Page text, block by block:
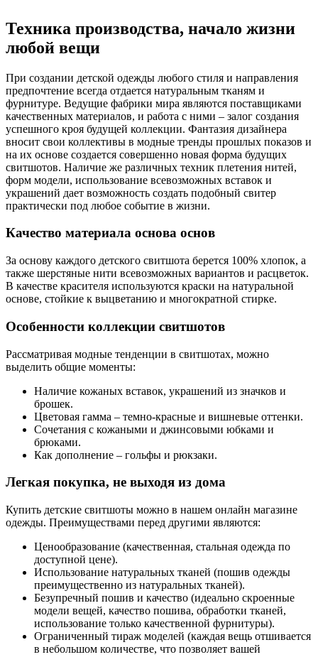
Техника производства, начало жизни
любой вещи
При создании детской одежды любого стиля и направления
предпочтение всегда отдается натуральным тканям и
фурнитуре. Ведущие фабрики мира являются поставщиками
качественных материалов, и работа с ними – залог создания
успешного кроя будущей коллекции. Фантазия дизайнера
вносит свои коллективы в модные тренды прошлых показов и
на их основе создается совершенно новая форма будущих
свитшотов. Наличие же различных техник плетения нитей,
форм модели, использование всевозможных вставок и
украшений дает возможность создать подобный свитер
практически под любое событие в жизни.
Качество материала основа основ
За основу каждого детского свитшота берется 100% хлопок, а
также шерстяные нити всевозможных вариантов и расцветок.
В качестве красителя используются краски на натуральной
основе, стойкие к выцветанию и многократной стирке.
Особенности коллекции свитшотов
Рассматривая модные тенденции в свитшотах, можно
выделить общие моменты:
Наличие кожаных вставок, украшений из значков и
брошек.
Цветовая гамма – темно-красные и вишневые оттенки.
Сочетания с кожаными и джинсовыми юбками и
брюками.
Как дополнение – гольфы и рюкзаки.
Легкая покупка, не выходя из дома
Купить детские свитшоты можно в нашем онлайн магазине
одежды. Преимуществами перед другими являются:
Ценообразование (качественная, стальная одежда по
доступной цене).
Использование натуральных тканей (пошив одежды
преимущественно из натуральных тканей).
Безупречный пошив и качество (идеально скроенные
модели вещей, качество пошива, обработки тканей,
использование только качественной фурнитуры).
Ограниченный тираж моделей (каждая вещь отшивается
в небольшом количестве, что позволяет вашей